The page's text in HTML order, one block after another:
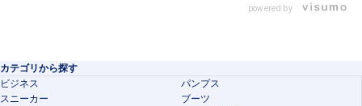
powered by
カテゴリから探す
ビジネス
パンプス
スニーカー
ブーツ